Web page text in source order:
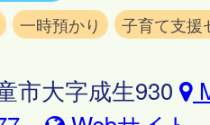
一時預かり
子育て支援
市大字成生930